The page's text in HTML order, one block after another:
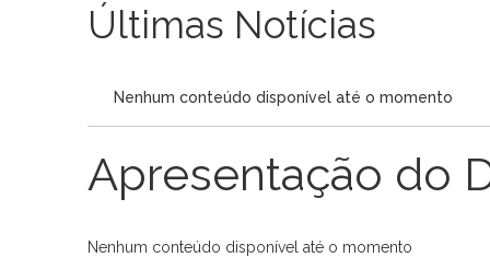
Últimas Notícias
Nenhum conteúdo disponível até o momento
Apresentação do
Nenhum conteúdo disponível até o momento